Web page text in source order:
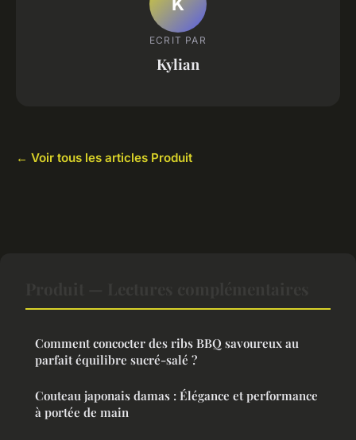
ECRIT PAR
Kylian
← Voir tous les articles Produit
Comment concocter des ribs BBQ savoureux au
parfait équilibre sucré-salé ?
Couteau japonais damas : Élégance et performance
à portée de main